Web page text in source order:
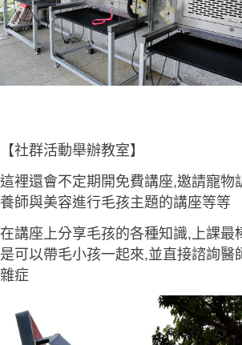
【社群活動舉辦教室】
這裡還會不定期開免費講座,邀請寵物
養師與美容進行毛孩主題的講座等等
在講座上分享毛孩的各種知識,上課最
是可以帶毛小孩一起來,並直接諮詢醫
雜症